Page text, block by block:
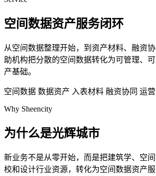
空间数据资产服务闭环
从空间数据整理开始，到资产材料、融资
助机构把分散的空间数据转化为可管理、
产基础。
空间数据 数据资产 入表材料 融资协同 运
Why Sheencity
为什么是光辉城市
新业务不是从零开始，而是把建筑学、空
校和设计行业资源，转化为空间数据资产服